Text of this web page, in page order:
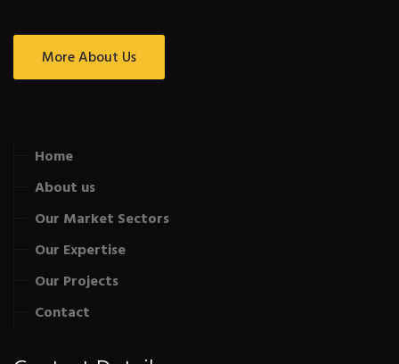
More About Us
Home
About us
Our Market Sectors
Our Expertise
Our Projects
Contact